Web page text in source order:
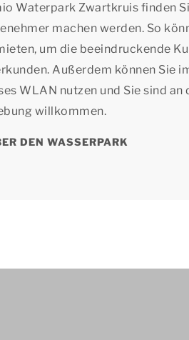
Waterpark Zwartkruis finden
machen werden. So
um die beeindruckende
Außerdem können Sie
WLAN nutzen und Sie sind
willkommen.
DEN WASSERPARK